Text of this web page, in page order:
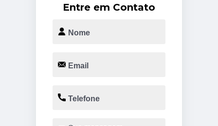
Entre em Contato